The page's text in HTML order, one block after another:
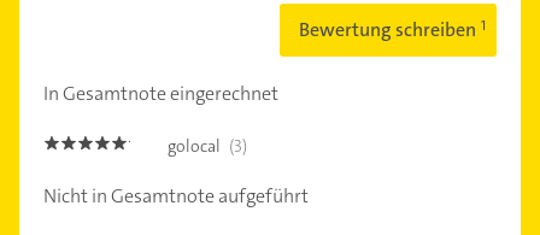
Bewertung schreiben
In Gesamtnote eingerechnet
5.0 golocal (3)
Nicht in Gesamtnote aufgeführt